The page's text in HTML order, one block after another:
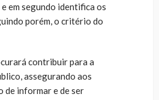
em segundo identifica os
porém, o critério do
contribuir para a
assegurando aos
de informar e de ser